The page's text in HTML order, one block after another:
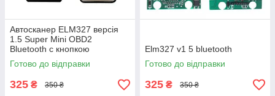
Автосканер ELM327 версія
1.5 Super Mini OBD2
Bluetooth c кнопкою
вимикання, чіп PIC18F25K80
Готово до відправки
325 ₴ 350 ₴
Elm327 v1 5 bluetooth
Готово до відправки
325 ₴ 350 ₴